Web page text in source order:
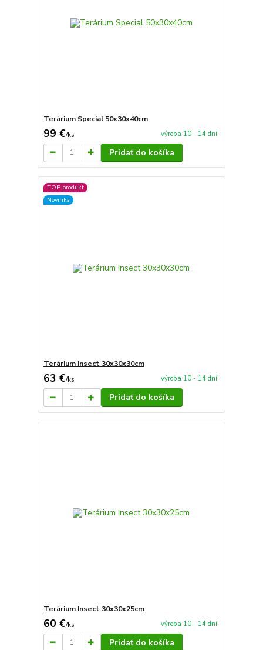
Terárium Special 50x30x40cm
99 €/ks výroba 10 - 14 dní
Pridať do košíka
TOP produkt
Novinka
Terárium Insect 30x30x30cm
63 €/ks výroba 10 - 14 dní
Pridať do košíka
Terárium Insect 30x30x25cm
60 €/ks výroba 10 - 14 dní
Pridať do košíka